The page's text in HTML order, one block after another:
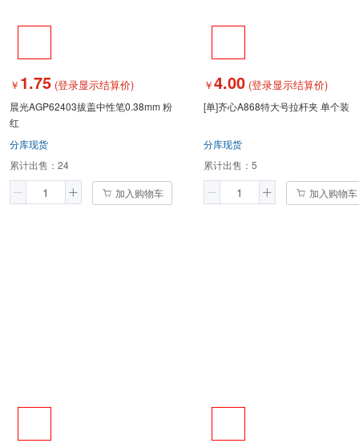
￥ 1.75 (登录显示结算价)
晨光AGP62403拔盖中性笔0.38mm 粉
红
分库现货
累计出售： 24
加入购物车
￥4.00 (登录显示结算价)
[单]齐心A868特大号拉杆夹 单个装
分库现货
累计出售： 5
加入购物车